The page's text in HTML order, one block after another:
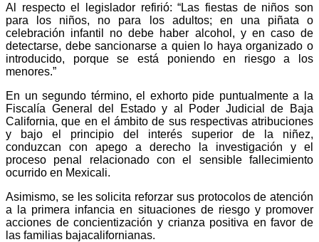
Al respecto el legislador refirió: “Las fiestas de niños son
para los niños, no para los adultos; en una piñata o
celebración infantil no debe haber alcohol, y en caso de
detectarse, debe sancionarse a quien lo haya organizado o
introducido, porque se está poniendo en riesgo a los
menores.”
En un segundo término, el exhorto pide puntualmente a la
Fiscalía General del Estado y al Poder Judicial de Baja
California, que en el ámbito de sus respectivas atribuciones
y bajo el principio del interés superior de la niñez,
conduzcan con apego a derecho la investigación y el
proceso penal relacionado con el sensible fallecimiento
ocurrido en Mexicali.
Asimismo, se les solicita reforzar sus protocolos de atención
a la primera infancia en situaciones de riesgo y promover
acciones de concientización y crianza positiva en favor de
las familias bajacalifornianas.